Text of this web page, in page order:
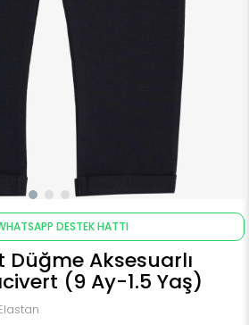
DESTEK HATTI
Düğme Aksesuarlı
(9 Ay-1.5 Yaş)